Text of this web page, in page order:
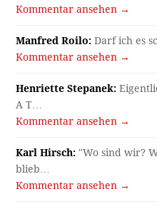
Kommentar ansehen →
Manfred Roilo: Darf ich es
Kommentar ansehen →
Henriette Stepanek:
A T…
Kommentar ansehen →
Karl Hirsch: "Wo sind wir?
blieb…
Kommentar ansehen →